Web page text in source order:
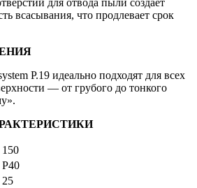
для отвода пыли создает
всасывания, что продлевает срок
P.19 идеально подходят для всех
— от грубого до тонкого
150
P40
25